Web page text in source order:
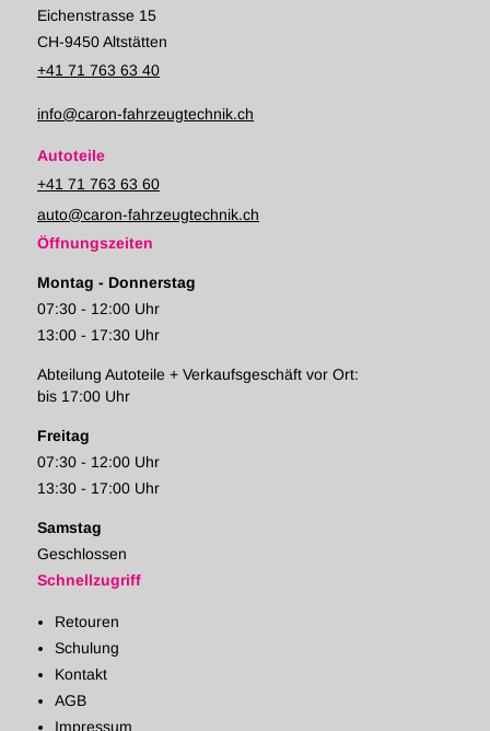
Eichenstrasse 15
CH-9450 Altstätten
+41 71 763 63 40
info@caron-fahrzeugtechnik.ch
Autoteile
+41 71 763 63 60
auto@caron-fahrzeugtechnik.ch
Öffnungszeiten
Montag - Donnerstag
07:30 - 12:00 Uhr
13:00 - 17:30 Uhr
Abteilung Autoteile + Verkaufsgeschäft vor Ort:
bis 17:00 Uhr
Freitag
07:30 - 12:00 Uhr
13:30 - 17:00 Uhr
Samstag
Geschlossen
Schnellzugriff
Retouren
Schulung
Kontakt
AGB
Impressum